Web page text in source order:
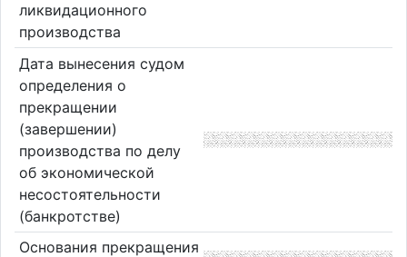
ликвидационного
производства
Дата вынесения судом
определения о
прекращении
(завершении)
производства по делу
об экономической
несостоятельности
(банкротстве)
Основания прекращения